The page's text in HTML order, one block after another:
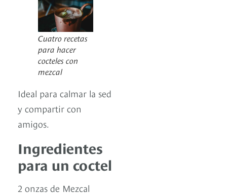
Cuatro recetas
para hacer
cocteles con
mezcal
Ideal para calmar la sed
y compartir con
amigos.
Ingredientes
para un coctel
2 onzas de Mezcal